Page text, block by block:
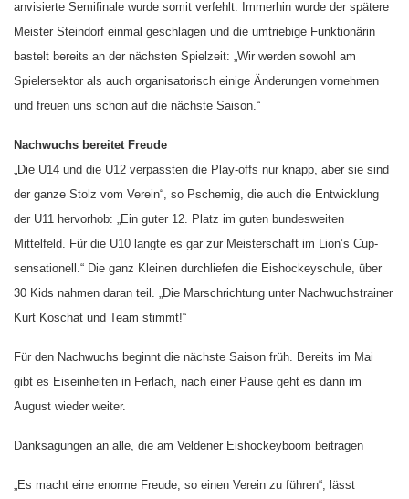
anvisierte Semifinale wurde somit verfehlt. Immerhin wurde der spätere
Meister Steindorf einmal geschlagen und die umtriebige Funktionärin
bastelt bereits an der nächsten Spielzeit: „Wir werden sowohl am
Spielersektor als auch organisatorisch einige Änderungen vornehmen
und freuen uns schon auf die nächste Saison.“
Nachwuchs bereitet Freude
„Die U14 und die U12 verpassten die Play-offs nur knapp, aber sie sind
der ganze Stolz vom Verein“, so Pschernig, die auch die Entwicklung
der U11 hervorhob: „Ein guter 12. Platz im guten bundesweiten
Mittelfeld. Für die U10 langte es gar zur Meisterschaft im Lion’s Cup-
sensationell.“ Die ganz Kleinen durchliefen die Eishockeyschule, über
30 Kids nahmen daran teil. „Die Marschrichtung unter Nachwuchstrainer
Kurt Koschat und Team stimmt!“
Für den Nachwuchs beginnt die nächste Saison früh. Bereits im Mai
gibt es Eiseinheiten in Ferlach, nach einer Pause geht es dann im
August wieder weiter.
Danksagungen an alle, die am Veldener Eishockeyboom beitragen
„Es macht eine enorme Freude, so einen Verein zu führen“, lässt